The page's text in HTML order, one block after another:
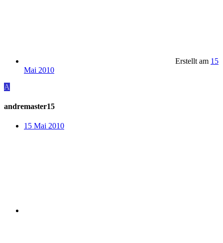
Erstellt am 15
Mai 2010
A
andremaster15
15 Mai 2010